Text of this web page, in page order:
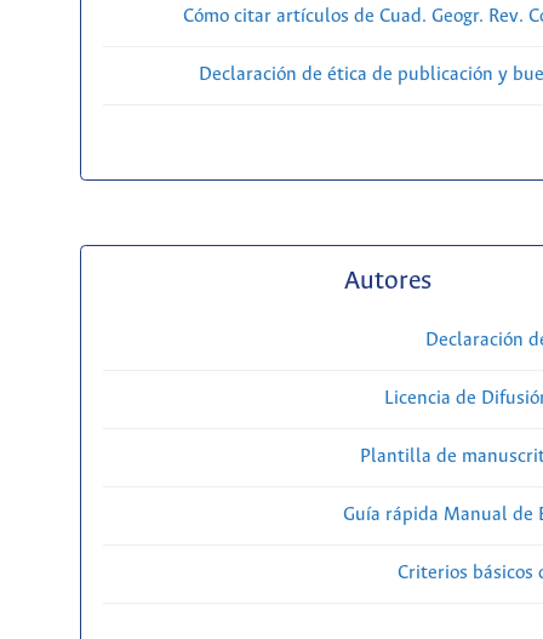
Cómo citar artículos de Cuad. Geogr. Rev.
Declaración de ética de publicación y
Autores
Declaración
Licencia de
Plantilla de
Guía rápida Manual de
Criterios básicos